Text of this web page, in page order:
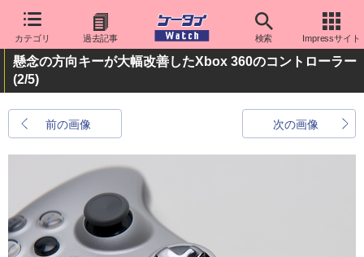
カテゴリ 過去記事 検索 Impressサイト
懸念の方向キーが大幅改善したXbox 360のコントローラー
(2/5)
前の画像 次の画像